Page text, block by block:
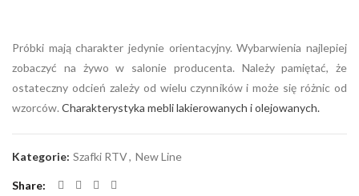
Próbki mają charakter jedynie orientacyjny. Wybarwienia najlepiej
zobaczyć na żywo w salonie producenta. Należy pamiętać, że
ostateczny odcień zależy od wielu czynników i może się różnic od
wzorców. Charakterystyka mebli lakierowanych i olejowanych.
Kategorie: Szafki RTV, New Line
Share